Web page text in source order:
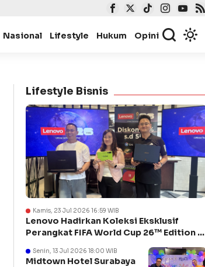
Nasional Lifestyle Hukum Opini
Lifestyle Bisnis
Kamis, 23 Jul 2026 16:59 WIB
Lenovo Hadirkan Koleksi Eksklusif
Perangkat FIFA World Cup 26™ Edition di
Senin, 13 Jul 2026 18:00 WIB
Midtown Hotel Surabaya